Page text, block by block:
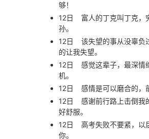
够！
12日
富人的丁克叫丁克，
孙。
12日
该失望的事从没辜负
的让我失望。
12日
感觉这辈子，最深情
机。
12日
感情是可以磨合的，
12日
感谢前行路上击倒我
好舒服。
12日
高考失败不要紧，以
你。